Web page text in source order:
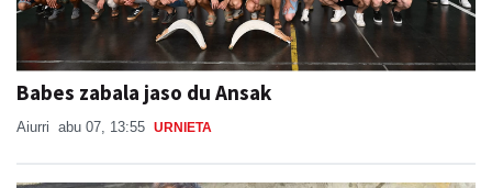
Babes zabala jaso du Ansak
Aiurri abu 07, 13:55 URNIETA